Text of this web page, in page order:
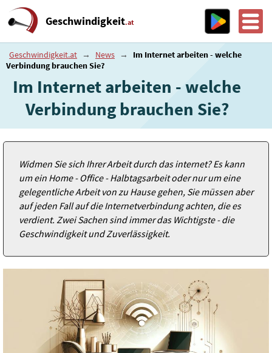
Geschwindigkeit.at
Geschwindigkeit.at → News →
Im Internet arbeiten - welche
Verbindung brauchen Sie?
Im Internet arbeiten - welche
Verbindung brauchen Sie?
Widmen Sie sich Ihrer Arbeit durch das internet? Es kann
um ein Home - Office - Halbtagsarbeit oder nur um eine
gelegentliche Arbeit von zu Hause gehen, Sie müssen aber
auf jeden Fall auf die Internetverbindung achten, die es
verdient. Zwei Sachen sind immer das Wichtigste - die
Geschwindigkeit und Zuverlässigkeit.